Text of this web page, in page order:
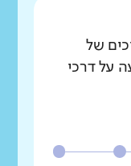
של
על דרכי